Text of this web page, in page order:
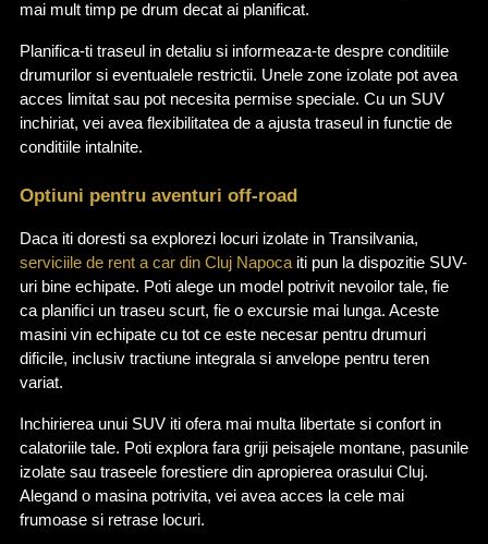
mai mult timp pe drum decat ai planificat.
Planifica-ti traseul in detaliu si informeaza-te despre conditiile
drumurilor si eventualele restrictii. Unele zone izolate pot avea
acces limitat sau pot necesita permise speciale. Cu un SUV
inchiriat, vei avea flexibilitatea de a ajusta traseul in functie de
conditiile intalnite.
Optiuni pentru aventuri off-road
serviciile de rent a car din Cluj Napoca iti pun la dispozitie SUV-
uri bine echipate. Poti alege un model potrivit nevoilor tale, fie
ca planifici un traseu scurt, fie o excursie mai lunga. Aceste
masini vin echipate cu tot ce este necesar pentru drumuri
dificile, inclusiv tractiune integrala si anvelope pentru teren
variat.
Inchirierea unui SUV iti ofera mai multa libertate si confort in
calatoriile tale. Poti explora fara griji peisajele montane, pasunile
izolate sau traseele forestiere din apropierea orasului Cluj.
Alegand o masina potrivita, vei avea acces la cele mai
frumoase si retrase locuri.